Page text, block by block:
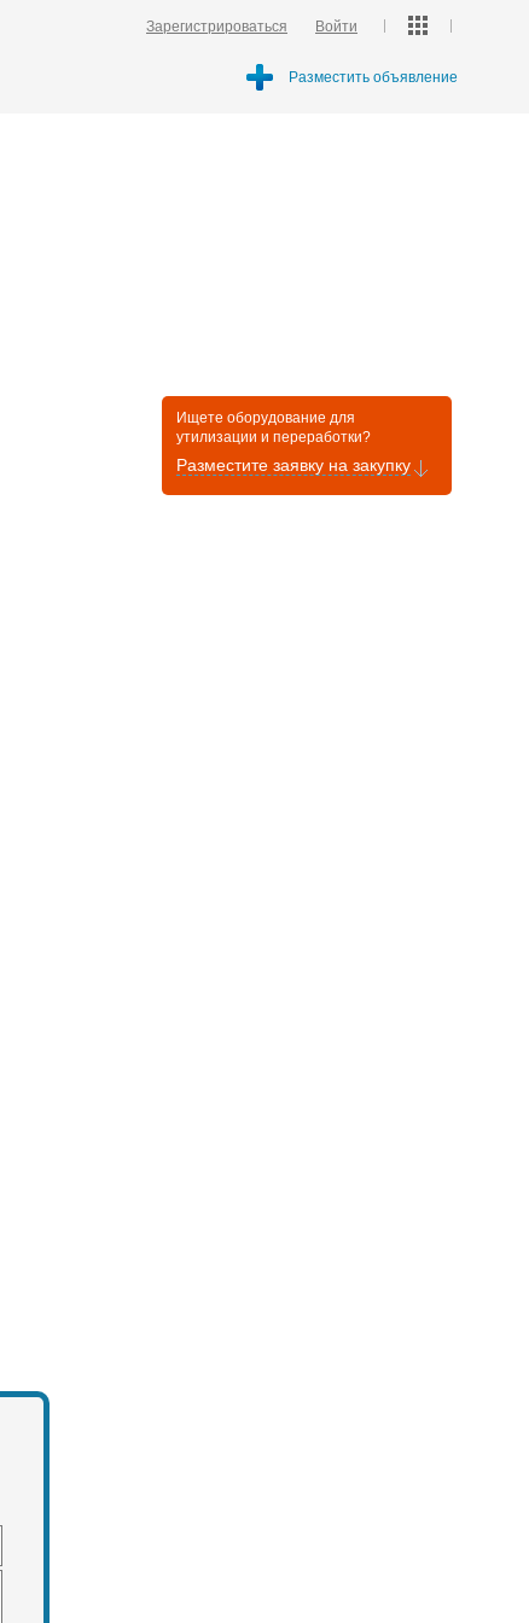
Зарегистрироваться Войти
Разместить объявление
Ищете оборудование для
утилизации и переработки?
Разместите заявку на закупку